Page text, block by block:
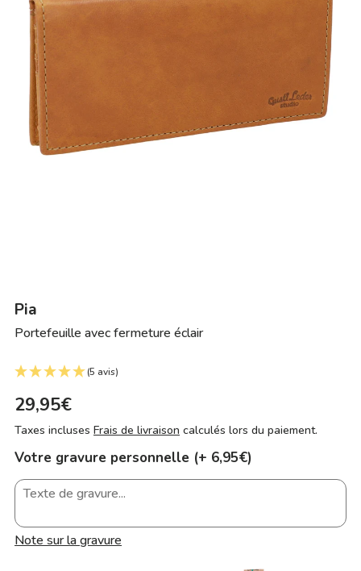
Pia
Portefeuille avec fermeture éclair
(5 avis)
29,95€
Taxes incluses Frais de livraison calculés lors du paiement.
Votre gravure personnelle (+ 6,95€)
Note sur la gravure